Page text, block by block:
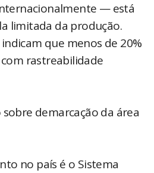
— está
limitada da produção.
que menos de 20%
rastreabilidade
sobre demarcação da área
no país é o Sistema